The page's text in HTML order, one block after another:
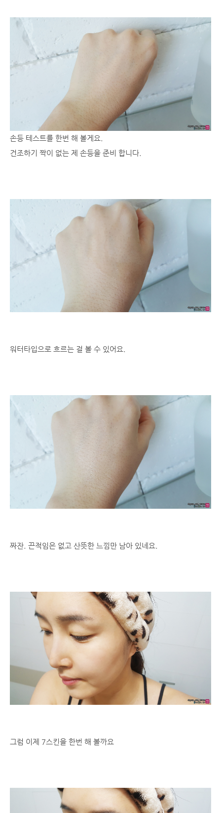
손등 테스트를 한번 해 볼게요.
건조하기 짝이 없는 제 손등을 준비 합니다.
워터타입으로 흐르는 걸 볼 수 있어요.
짜잔. 끈적임은 없고 산뜻한 느낌만 남아 있네요.
그럼 이제 7스킨을 한번 해 볼까요